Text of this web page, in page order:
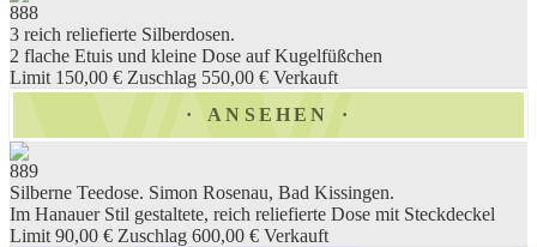
888
3 reich reliefierte Silberdosen.
2 flache Etuis und kleine Dose auf Kugelfüßchen
Limit 150,00 € Zuschlag 550,00 € Verkauft
ANSEHEN
889
Silberne Teedose. Simon Rosenau, Bad Kissingen.
Im Hanauer Stil gestaltete, reich reliefierte Dose mit Steckdeckel
Limit 90,00 € Zuschlag 600,00 € Verkauft